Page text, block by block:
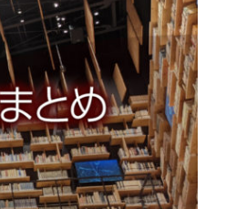
た
お知らせ
日刊出版ニュースまとめ 2026.07.30
ネクト提供開始など 日刊出版ニュースま
2026.08.06
日刊出版ニュースまとめ
人権委員会設置を公表など 日刊出版ニュ